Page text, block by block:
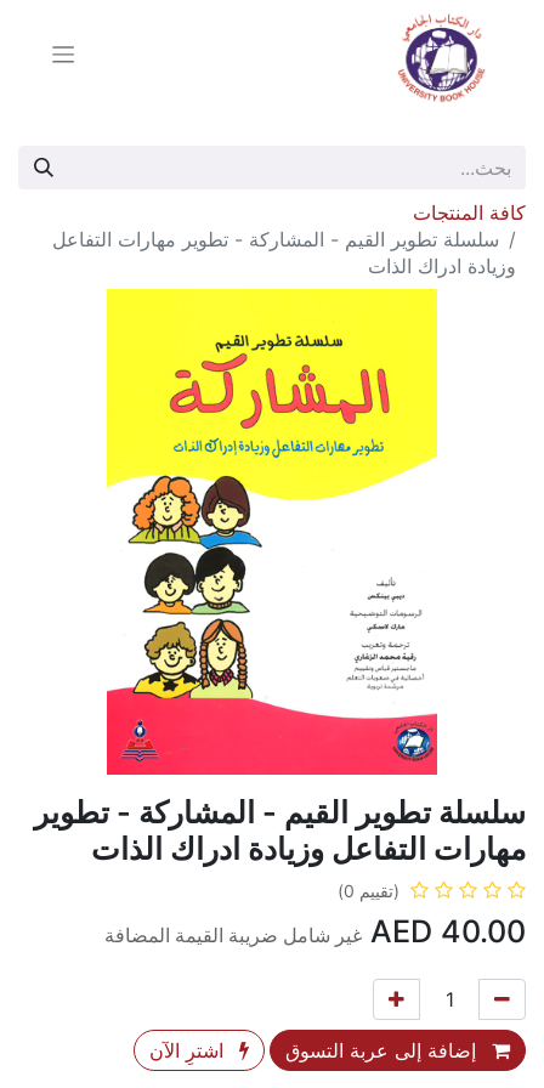
كافة المنتجات
سلسلة تطوير القيم - المشاركة - تطوير مهارات التفاعل
وزيادة ادراك الذات
سلسلة تطوير القيم - المشاركة - تطوير
مهارات التفاعل وزيادة ادراك الذات
(تقييم 0)
40.00 غير شامل ضريبة القيمة المضافة
إضافة إلى عربة التسوق اشترِ الآن